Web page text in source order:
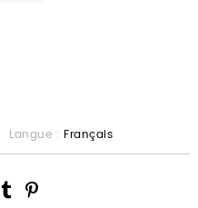
Langue : Français